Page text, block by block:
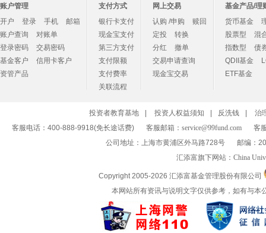
账户管理
开户
登录 手机
邮箱
账户查询
对账单
登录密码
交易密码
基金客户
信用卡客户
资管产品
支付方式
银行卡支付
现金宝支付
第三方支付
支付限额
支付费率
关联流程
网上交易
认购 /申购
赎回
定投
转换
分红
撤单
交易申请查询
现金宝交易
基金产品/理
货币基金
股票型
混
指数型
债
QDII基金
ETF基金
投资者教育基地 投资人权益须知 反洗钱
治
客服电话：400-888-9918(免长途话费)
客服邮箱： service@99fund.com
客
公司地址：上海市黄浦区外马路728号
邮编：
汇添富旗下网站： China
Copyright 2005-2026 汇添富基金管理股份有限公司
本网站所有资讯与说明文字仅供参考，如有与本